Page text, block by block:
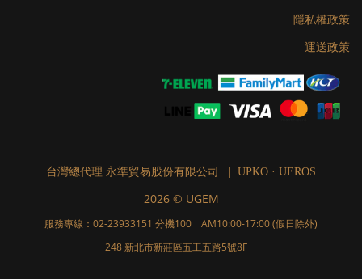
隱私權政策
運送政策
台灣總代理 永準貿易股份有限公司 | UPKO · UEROS
2026 © UGEM
服務專線：02-23933151 分機100 AM10:00-17:00 (假日除外)
248 新北市新莊區五工五路5號8F